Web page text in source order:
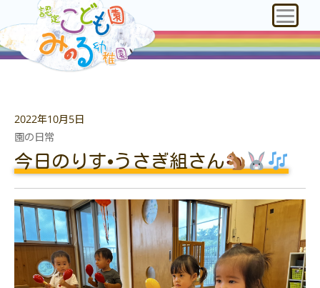
2022年10月5日
園の日常
今日のりす•うさぎ組さん